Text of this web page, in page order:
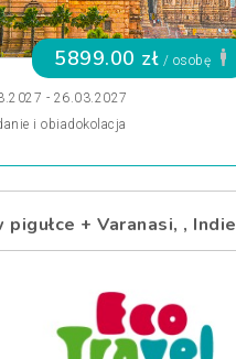
5899.00 zł / osobę
- 26.03.2027
i obiadokolacja
pigułce + Varanasi, , Indie